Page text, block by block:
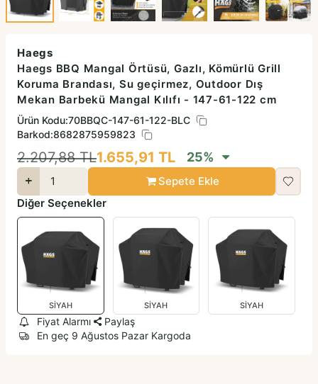
Haegs
Haegs BBQ Mangal Örtüsü, Gazlı, Kömürlü Grill
Koruma Brandası, Su geçirmez, Outdoor Dış
Mekan Barbekü Mangal Kılıfı - 147-61-122 cm
Ürün Kodu:70BBQC-147-61-122-BLC
Barkod:8682875959823
2.207,88 TL1.655,91 TL 25%
Sepete Ekle
Diğer Seçenekler
SİYAH SİYAH SİYAH
Fiyat Alarmı
Paylaş
En geç 9 Ağustos Pazar Kargoda